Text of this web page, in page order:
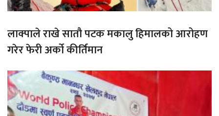
लाक्पाले राखे सातौ पटक मकालु हिमालको आरोहण
गरेर फेरी अर्को कीर्तिमान